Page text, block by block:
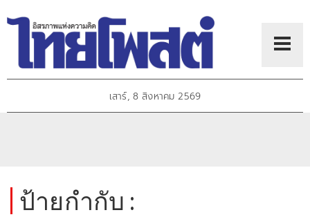
เสาร์, 8 สิงหาคม 2569
ป้ายกำกับ :